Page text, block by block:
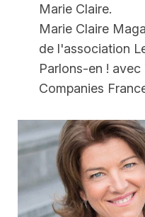
Marie Claire.
Marie Claire
de l'association
Parlons-en !
Companies